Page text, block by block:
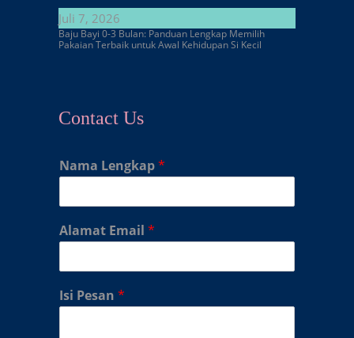
Juli 7, 2026
Baju Bayi 0-3 Bulan: Panduan Lengkap Memilih
Pakaian Terbaik untuk Awal Kehidupan Si Kecil
Contact Us
Nama Lengkap*
Alamat Email *
Isi Pesan *